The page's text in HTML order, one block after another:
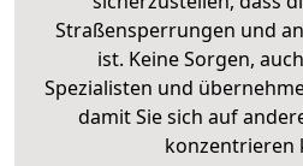
Straßensperrungen und
ist. Keine Sorgen,
Spezialisten und
damit Sie sich auf
konzentrieren